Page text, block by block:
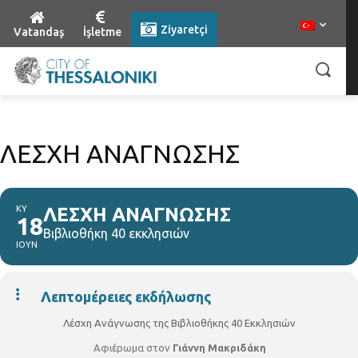
Vatandaş İşletme Ziyaretçi
ΛΕΣΧΗ ΑΝΑΓΝΩΣΗΣ
ΚΥ
18
ΙΟΥΝ
ΛΕΣΧΗ ΑΝΑΓΝΩΣΗΣ
Βιβλιοθήκη 40 εκκλησιών
Λεπτομέρειες εκδήλωσης
Λέσχη Ανάγνωσης της Βιβλιοθήκης 40 Εκκλησιών
Αφιέρωμα στον Γιάννη Μακριδάκη